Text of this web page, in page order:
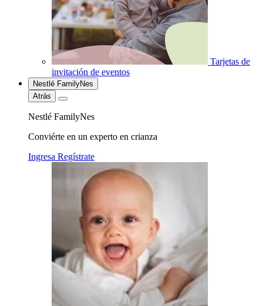
Tarjetas de
invitación de eventos
Nestlé FamilyNes
Atrás
Nestlé FamilyNes
Conviérte en un experto en crianza
Ingresa Regístrate